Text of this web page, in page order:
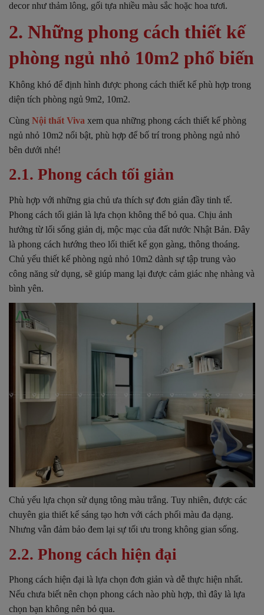
decor như thảm lông, gối tựa nhiều màu sắc hoặc hoa tươi.
2. Những phong cách thiết kế
phòng ngủ nhỏ 10m2 phổ biến
Không khó để định hình được phong cách thiết kế phù hợp trong
diện tích phòng ngủ 9m2, 10m2.
Cùng Nội thất Viva xem qua những phong cách thiết kế phòng
ngủ nhỏ 10m2 nổi bật, phù hợp để bố trí trong phòng ngủ nhỏ
bên dưới nhé!
2.1. Phong cách tối giản
Phù hợp với những gia chủ ưa thích sự đơn giản đầy tinh tế.
Phong cách tối giản là lựa chọn không thể bỏ qua. Chịu ảnh
hưởng từ lối sống giản dị, mộc mạc của đất nước Nhật Bản. Đây
là phong cách hướng theo lối thiết kế gọn gàng, thông thoáng.
Chủ yếu thiết kế phòng ngủ nhỏ 10m2 dành sự tập trung vào
công năng sử dụng, sẽ giúp mang lại được cảm giác nhẹ nhàng và
bình yên.
Chủ yếu lựa chọn sử dụng tông màu trắng. Tuy nhiên, được các
chuyên gia thiết kế sáng tạo hơn với cách phối màu đa dạng.
Nhưng vẫn đảm bảo đem lại sự tối ưu trong không gian sống.
2.2. Phong cách hiện đại
Phong cách hiện đại là lựa chọn đơn giản và dễ thực hiện nhất.
Nếu chưa biết nên chọn phong cách nào phù hợp, thì đây là lựa
chọn bạn không nên bỏ qua.